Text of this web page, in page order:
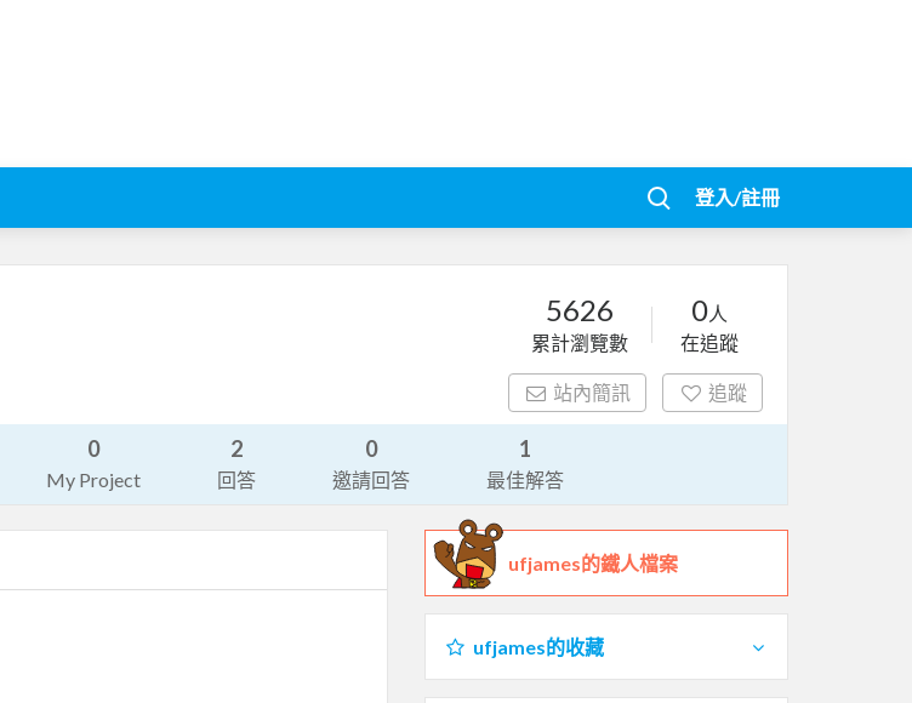
登入/註冊
5626
累計瀏覽數
0人
在追蹤
站內簡訊 追蹤
0
My Project
2
回答
0
邀請回答
1
最佳解答
ufjames的鐵人檔案
ufjames的收藏